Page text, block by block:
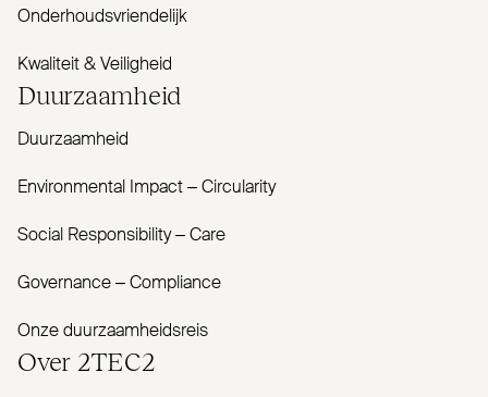
Onderhoudsvriendelijk
Kwaliteit & Veiligheid
Duur­zaamheid
Duurzaamheid
Envi­ronmental Impact – Cir­cularity
Social Responsibility – Care
Governance – Com­pliance
Onze duurzaamheidsreis
Over 2TEC2